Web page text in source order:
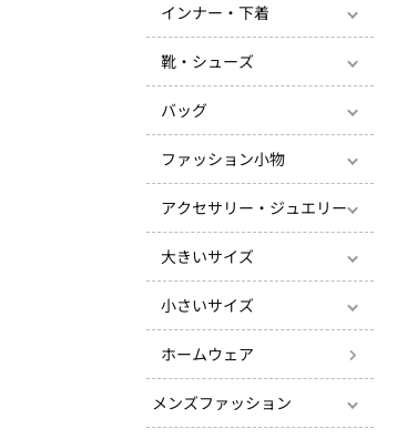
インナー・下着
靴・シューズ
バッグ
ファッション小物
アクセサリー・ジュエリー
大きいサイズ
小さいサイズ
ホームウェア
メンズファッション